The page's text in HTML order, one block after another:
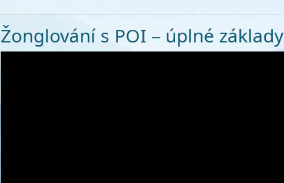
Žonglování s POI – úplné základy